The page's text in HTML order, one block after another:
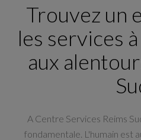
Trouvez un
les services
aux
A Centre Services Reims
fondamentale. L'humain est